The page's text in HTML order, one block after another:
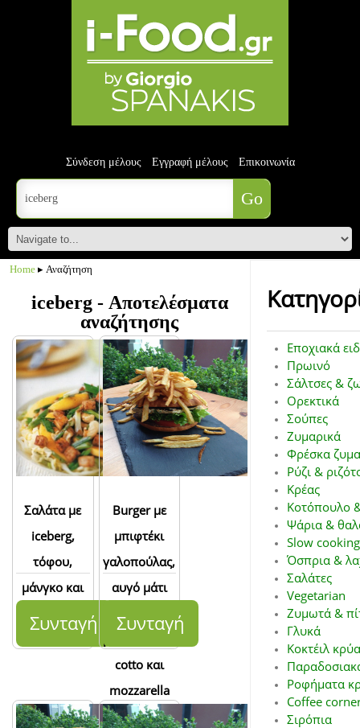
Σύνδεση μέλους Εγγραφή μέλους Επικοινωνία
Home ▸ Αναζήτηση
iceberg - Αποτελέσματα
αναζήτησης
Σαλάτα με
iceberg,
τόφου,
μάνγκο και
τζίντζερ
Συνταγή
Burger με
μπιφτέκι
γαλοπούλας,
αυγό μάτι
στην πλάκα,
με prosciutto
cotto και
mozzarella
Συνταγή
Εποχιακά
Πρωινό
Σάλτσες &
Ορεκτικά
Σούπες
Ζυμαρικά
Φρέσκα
Ρύζι &
Κρέας
Κοτόπουλο
Ψάρια &
Slow
Όσπρια &
Σαλάτες
Vegetarian
Ζυμωτά &
Γλυκά
Κοκτέιλ
Ροφήματα
Coffee
Σιρόπια